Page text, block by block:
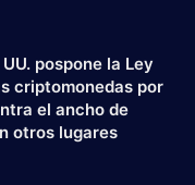
pospone la Ley
criptomonedas por
el ancho de
otros lugares